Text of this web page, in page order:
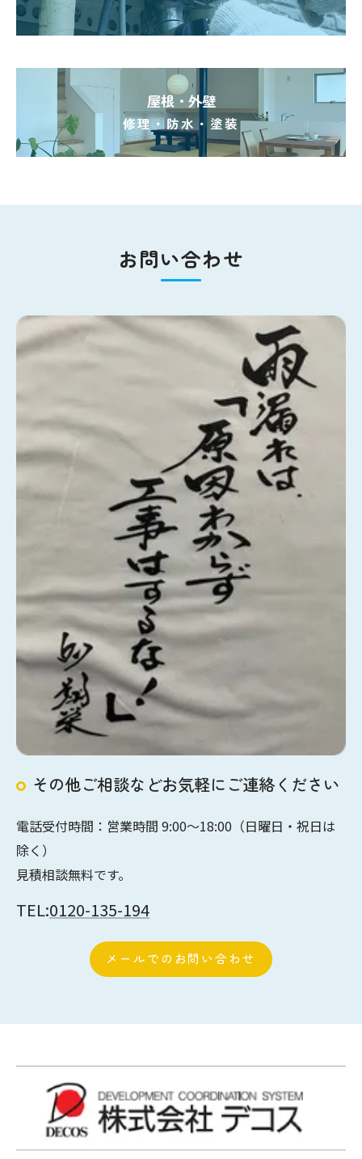
屋根・外壁
修理・防水・塗装
お問い合わせ
その他ご相談などお気軽にご連絡ください
電話受付時間：営業時間 9:00〜18:00（日曜日・祝日は
除く）
見積相談無料です。
TEL:0120-135-194
メールでのお問い合わせ